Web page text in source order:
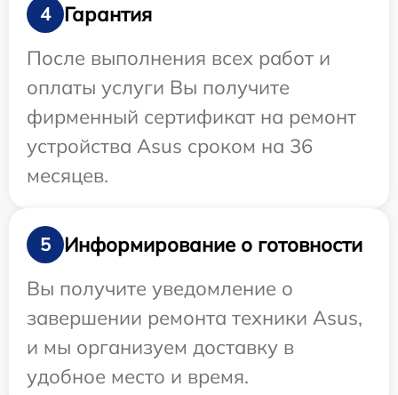
4
Гарантия
После выполнения всех работ и
оплаты услуги Вы получите
фирменный сертификат на ремонт
устройства Asus сроком на 36
месяцев.
5
Информирование о готовности
Вы получите уведомление о
завершении ремонта техники Asus,
и мы организуем доставку в
удобное место и время.